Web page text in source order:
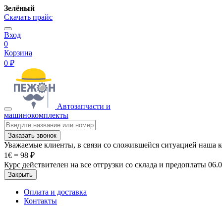
Зелёный
Скачать прайс
Вход
0
Корзина
0 ₽
Автозапчасти и
машинокомплекты
Заказать звонок
Уважаемые клиенты, в связи со сложившейся ситуацией наша
1€ = 98 ₽
Курс действителен на все отгрузки со склада и предоплаты
Закрыть
Оплата и доставка
Контакты